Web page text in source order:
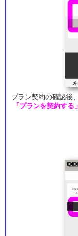
プラン契約の確認後、
「プランを契約する」